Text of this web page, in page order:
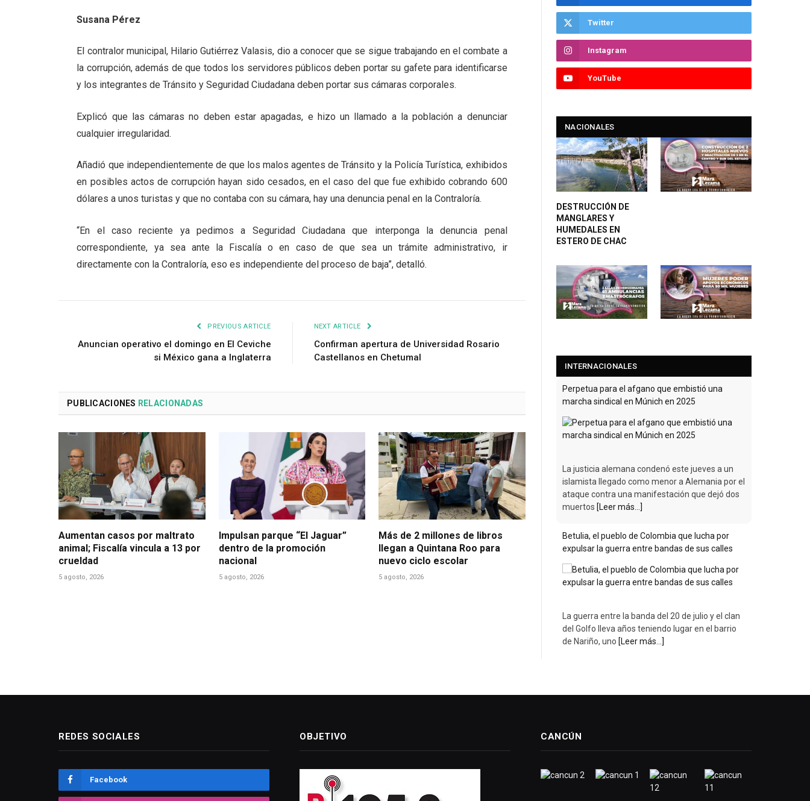
Susana Pérez
El contralor municipal, Hilario Gutiérrez Valasis, dio a conocer que se sigue trabajando en el combate a
la corrupción, además de que todos los servidores públicos deben portar su gafete para identificarse
y los integrantes de Tránsito y Seguridad Ciudadana deben portar sus cámaras corporales.
Explicó que las cámaras no deben estar apagadas, e hizo un llamado a la población a denunciar
cualquier irregularidad.
Añadió que independientemente de que los malos agentes de Tránsito y la Policía Turística, exhibidos
en posibles actos de corrupción hayan sido cesados, en el caso del que fue exhibido cobrando 600
dólares a unos turistas y que no contaba con su cámara, hay una denuncia penal en la Contraloría.
“En el caso reciente ya pedimos a Seguridad Ciudadana que interponga la denuncia penal
correspondiente, ya sea ante la Fiscalía o en caso de que sea un trámite administrativo, ir
directamente con la Contraloría, eso es independiente del proceso de baja”, detalló.
PREVIOUS ARTICLE
Anuncian operativo el domingo en El Ceviche
si México gana a Inglaterra
NEXT ARTICLE
Confirman apertura de Universidad Rosario
Castellanos en Chetumal
PUBLICACIONES RELACIONADAS
Aumentan casos por maltrato
animal; Fiscalía vincula a 13 por
crueldad
5 agosto, 2026
Impulsan parque “El Jaguar”
dentro de la promoción
nacional
5 agosto, 2026
Más de 2 millones de libros
llegan a Quintana Roo para
nuevo ciclo escolar
5 agosto, 2026
Twitter
Instagram
YouTube
NACIONALES
DESTRUCCIÓN DE
MANGLARES Y
HUMEDALES EN
ESTERO DE CHAC
INTERNACIONALES
Perpetua para el afgano que embistió una
marcha sindical en Múnich en 2025
La justicia alemana condenó este jueves a un
islamista llegado como menor a Alemania por el
ataque contra una manifestación que dejó dos
muertos [Leer más...]
Betulia, el pueblo de Colombia que lucha por
expulsar la guerra entre bandas de sus calles
La guerra entre la banda del 20 de julio y el clan
del Golfo lleva años teniendo lugar en el barrio
de Nariño, uno [Leer más...]
REDES SOCIALES
Facebook
OBJETIVO CANCÚN